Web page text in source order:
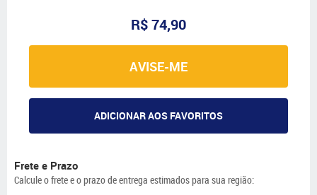
R$ 74,90
AVISE-ME
ADICIONAR AOS FAVORITOS
Frete e Prazo
Calcule o frete e o prazo de entrega estimados para sua região: